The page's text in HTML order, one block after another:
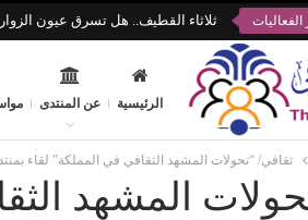
الفعاليات ثلاثاء القطيف.. هل تسرق عيون
الرئيسية عن المنتدى
ثقافي/ “تحولات المشهد الثقافي في المملكة” لقاء
المشهد